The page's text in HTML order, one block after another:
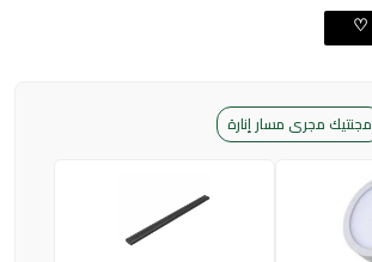
مجنتيك مجرى مسار إنارة